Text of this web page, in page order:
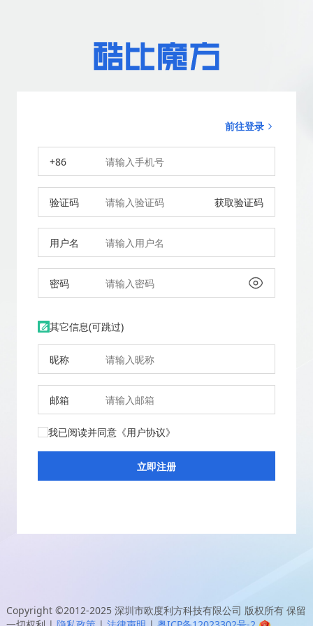
前往登录
+86
验证码 获取验证码
用户名
密码
其它信息(可跳过)
昵称
邮箱
我已阅读并同意 《用户协议》
Copyright ©2012-2025 深圳市欧度利方科技有限公司 版权所有 保留